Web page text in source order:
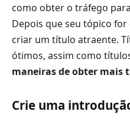
como obter o tráfego
Depois que seu tópico
criar um título atraente.
ótimos, assim como
maneiras de obter mais
Crie uma